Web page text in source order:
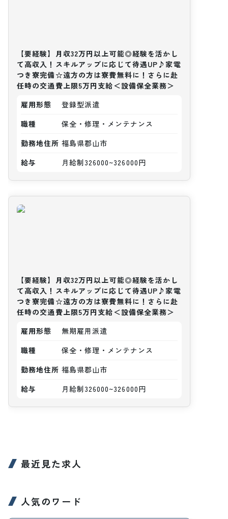
【要経験】月収32万円以上可能◎経験を活かし
て高収入！スキルアップに応じて待遇UP♪家電
つき寮完備☆遠方の方は寮費無料に！さらに赴
任時の交通費上限5万円支給＜設備保全業務＞
雇用形態
登録型派遣
職種
保全・修理・メンテナンス
勤務地住所 福島県郡山市
給与
月給制326000~326000円
【要経験】月収32万円以上可能◎経験を活かし
て高収入！スキルアップに応じて待遇UP♪家電
つき寮完備☆遠方の方は寮費無料に！さらに赴
任時の交通費上限5万円支給＜設備保全業務＞
雇用形態
無期雇用派遣
職種
保全・修理・メンテナンス
勤務地住所 福島県郡山市
給与
月給制326000~326000円
最近見た求人
人気のワード